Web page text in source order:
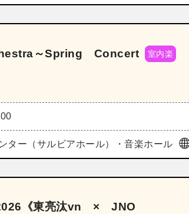
～Spring Concert 室内楽
ター（サルビアホール）・音楽ホール
2026《東亮汰vn × JNO